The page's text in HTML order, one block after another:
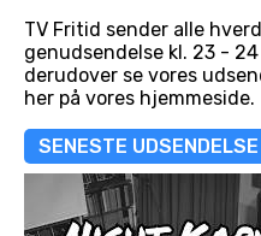
TV Fritid sender alle
genudsendelse kl. 23 - 24
derudover se vores
her på vores hjemmeside.
SENESTE UDSENDELSE